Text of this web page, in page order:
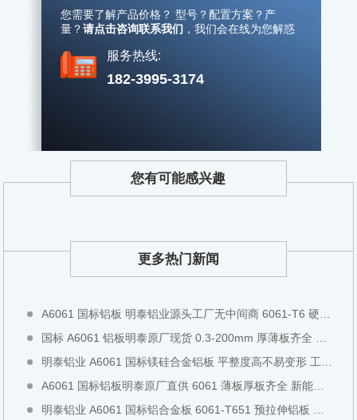
您需要了解产品价格？ 型号？配置方案？产
量？请点击咨询联系我们 ，我们会在线为您解惑
服务热线:
182-3995-3174
您有可能感兴趣
更多热门新闻
A6061 国标铝板 明泰铝业源头工厂无中间商 6061-T6 硬质铝板可切割铣面全国现货直发
国标 A6061 铝板明泰原厂现货 0.3-200mm 厚薄板齐全 阳极氧化专用铝板全国直发
明泰铝业 A6061 国标镁硅合金铝板 平整度高不易变形 工装检具专用全国现货直发
A6061 国标铝板明泰原厂直供 6061 薄板厚板齐全 新能源设备专用铝板全国现货直发
明泰铝业 A6061 国标铝合金板 6061-T651 预拉伸铝板 工业结构板全国现货切割直发